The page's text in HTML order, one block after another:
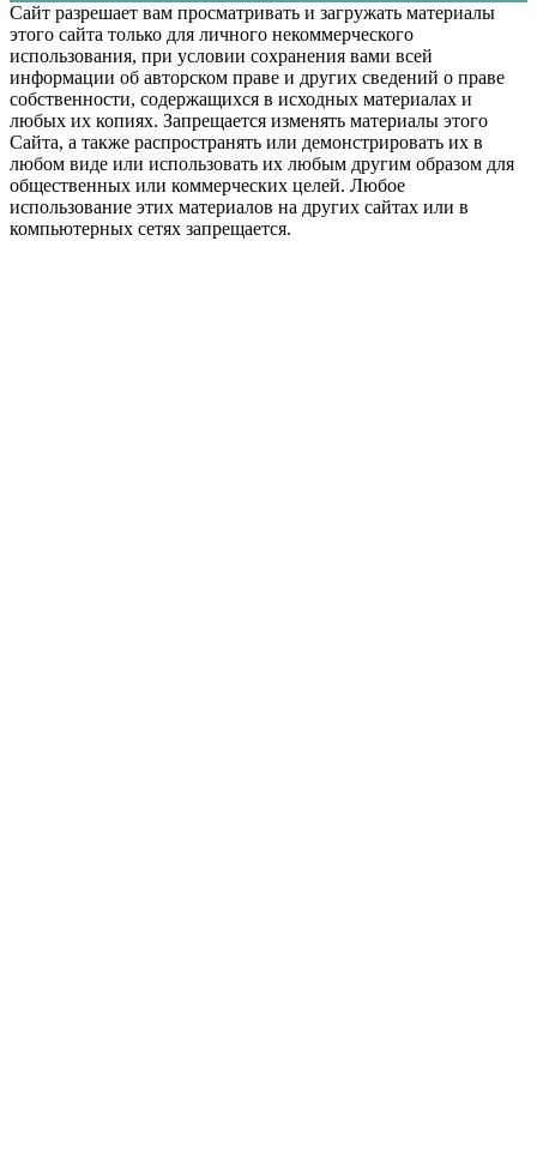
Сайт разрешает вам просматривать и загружать материалы
этого сайта только для личного некоммерческого
использования, при условии сохранения вами всей
информации об авторском праве и других сведений о праве
собственности, содержащихся в исходных материалах и
любых их копиях. Запрещается изменять материалы этого
Сайта, а также распространять или демонстрировать их в
любом виде или использовать их любым другим образом для
общественных или коммерческих целей. Любое
использование этих материалов на других сайтах или в
компьютерных сетях запрещается.